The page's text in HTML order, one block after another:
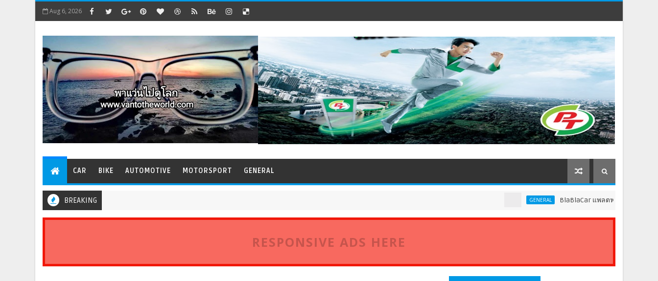
Aug 6, 2026
CAR BIKE AUTOMOTIVE MOTORSPORT GENERAL
BREAKING BlaBlaCar แพลตฟอร์มคาร์พูลชั้นนำระดับโลก
RESPONSIVE ADS HERE